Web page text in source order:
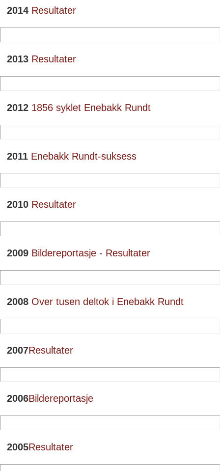
2014 Resultater
2013 Resultater
2012 1856 syklet Enebakk Rundt
2011 Enebakk Rundt-suksess
2010 Resultater
2009 Bildereportasje- Resultater
2008 Over tusen deltok i Enebakk Rundt
2007Resultater
2006Bildereportasje
2005Resultater